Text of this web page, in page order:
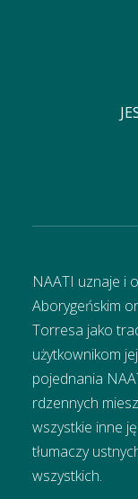
NAATI uznaje i
Aborygeńskim
Torresa jako
użytkownikom
pojednania
rdzennych
wszystkie inne
tłumaczy
wszystkich.